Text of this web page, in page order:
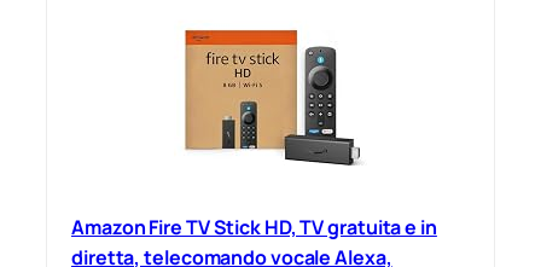
Amazon Fire TV Stick HD, TV gratuita e in
diretta, telecomando vocale Alexa,